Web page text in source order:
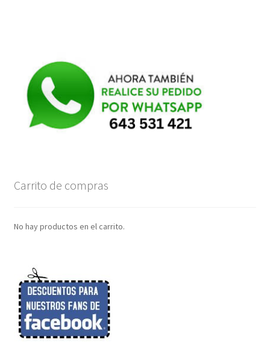
Carrito de compras
No hay productos en el carrito.